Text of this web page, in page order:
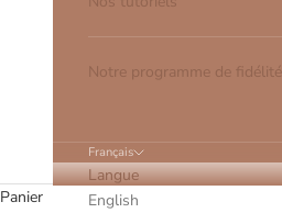
Notre programme de fidélité
Français
Langue
English
Panier